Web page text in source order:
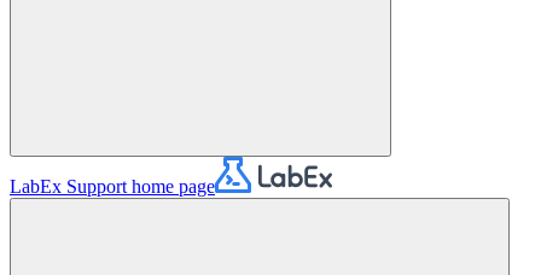
LabEx Support home page